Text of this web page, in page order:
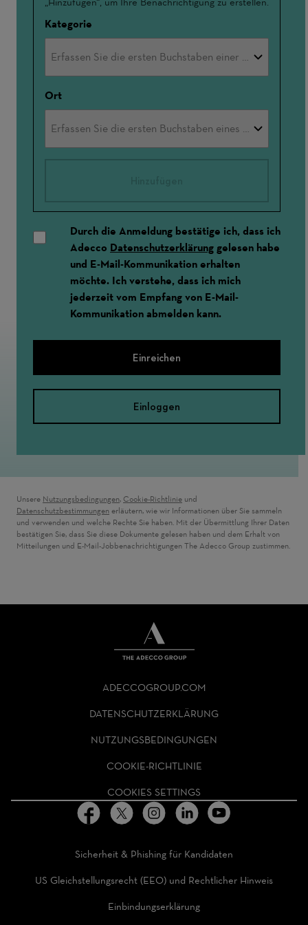
Kategorie
Ort
Durch die Anmeldung bestätige ich, dass ich
Adecco Datenschutzerklärung gelesen habe
und E-Mail-Kommunikation erhalten
möchte. Ich verstehe, dass ich mich
jederzeit vom Empfang von E-Mail-
Kommunikation abmelden kann.
Einreichen
Einloggen
Unsere Nutzungsbedingungen, Cookie-Richtlinie und
Datenschutzbestimmungen erläutern, wie wir Informationen über Sie sammeln
und verwenden und welche Rechte Sie haben. Mit der Übermittlung Ihrer Daten
bestätigen Sie, dass Sie diese Dokumente gelesen haben und dem Erhalt von
Mitteilungen und E-Mail-Jobbenachrichtigungen The Adecco Group zustimmen.
GROUP
HOMEPAGE
ADECCOGROUP.COM
DATENSCHUTZERKLÄRUNG
NUTZUNGSBEDINGUNGEN
COOKIE-RICHTLINIE
COOKIES SETTINGS
Sicherheit & Phishing für Kandidaten
US Gleichstellungsrecht (EEO) und Rechtlicher Hinweis
Einbindungserklärung